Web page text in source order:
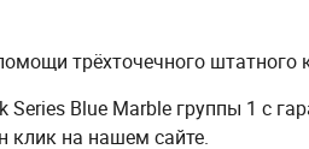
трёхточечного штатного
Blue Marble группы 1 с
клик на нашем сайте.